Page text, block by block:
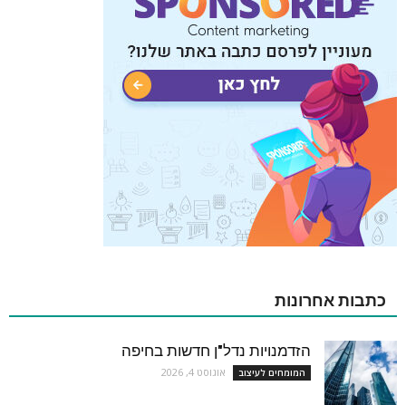
כתבות אחרונות
הזדמנויות נדל"ן חדשות בחיפה
המומחים לעיצוב אוגוסט 4, 2026